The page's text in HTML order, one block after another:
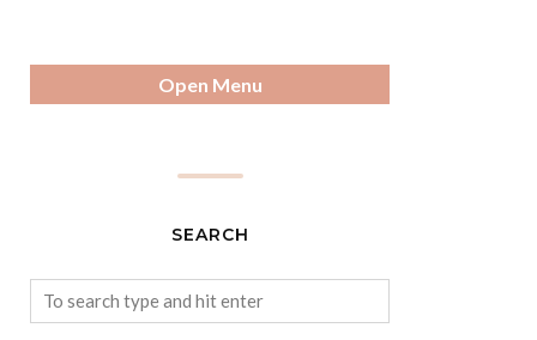
Open Menu
SEARCH